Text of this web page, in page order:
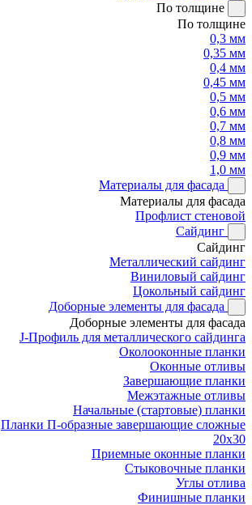
По толщине
По толщине
0,3 мм
0,35 мм
0,4 мм
0,45 мм
0,5 мм
0,6 мм
0,7 мм
0,8 мм
0,9 мм
1,0 мм
Материалы для фасада
Материалы для фасада
Профлист стеновой
Сайдинг
Сайдинг
Металлический сайдинг
Виниловый сайдинг
Цокольный сайдинг
Доборные элементы для фасада
Доборные элементы для фасада
J-Профиль для металлического сайдинга
Околооконные планки
Оконные отливы
Завершающие планки
Межэтажные отливы
Начальные (стартовые) планки
Планки П-образные завершающие сложные
20x30
Приемные оконные планки
Стыковочные планки
Углы отлива
Финишные планки